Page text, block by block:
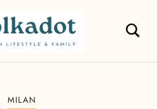
MILAN